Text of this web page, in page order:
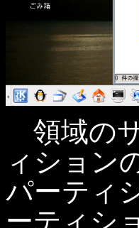
領域の
ィション
パーティ
ーティシ